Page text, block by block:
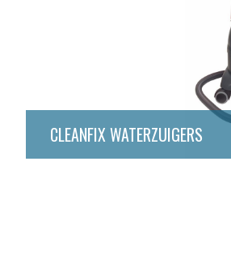
CLEANFIX WATERZUIGERS